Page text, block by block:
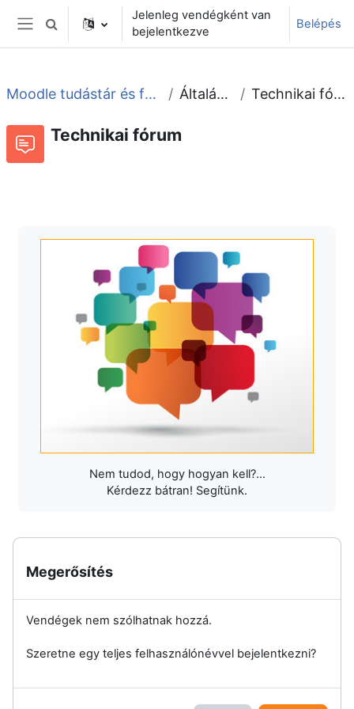
Tovább a fő tartalomhoz
Oldalpanel
Keresési bemeneti adatok váltása
Jelenleg vendégként van
bejelentkezve
Belépés
Moodle tudástár és fórum Általános Technikai fórum
Technikai fórum
Nem tudod, hogy hogyan kell?...
Kérdezz bátran! Segítünk.
Megerősítés
Vendégek nem szólhatnak hozzá.
Szeretne egy teljes felhasználónévvel bejelentkezni?